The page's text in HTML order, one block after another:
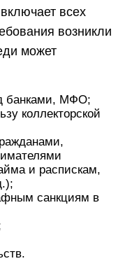
всех
возникли
может
банками, МФО;
коллекторской
и распискам,
санкциям в